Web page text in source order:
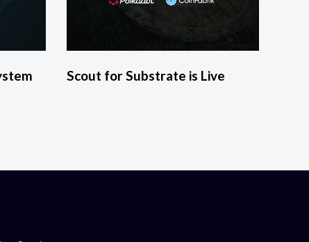
Scout for Substrate is Live